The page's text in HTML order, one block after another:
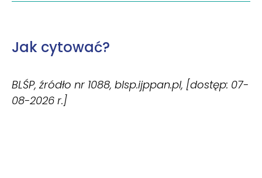
Jak cytować?
BLŚP, źródło nr 1088, blsp.ijppan.pl, [dostęp: 07-
08-2026 r.]